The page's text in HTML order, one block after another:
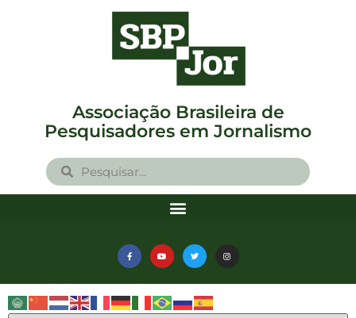
Associação Brasileira de
Pesquisadores em Jornalismo